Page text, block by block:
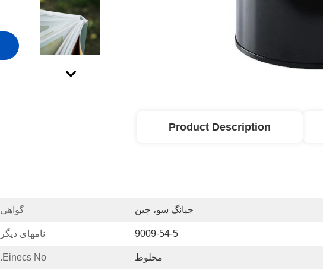
Product Description
جیانگ سو، چین
9009-54-5 نامهای
مخلوط Einecs No.: